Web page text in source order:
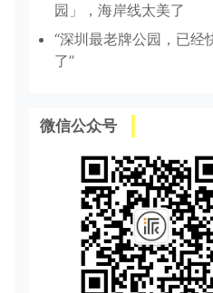
园」，海岸线太美了
“深圳最老牌公园，已经
了”
微信公众号